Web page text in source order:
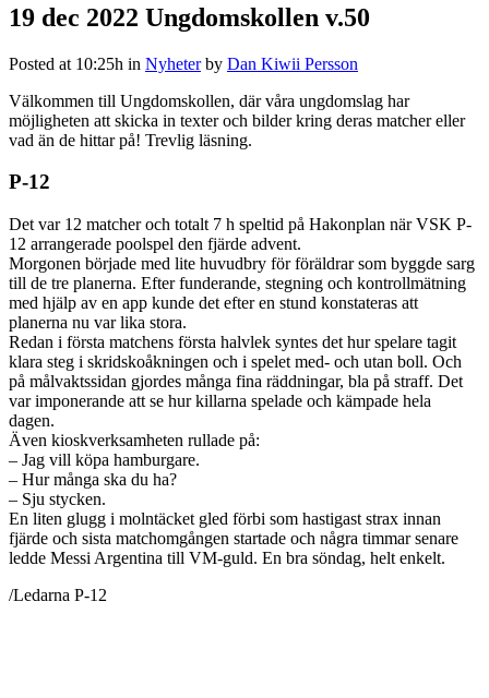
19 dec 2022 Ungdomskollen v.50
Posted at 10:25h in Nyheter by Dan Kiwii Persson
Välkommen till Ungdomskollen, där våra ungdomslag har
möjligheten att skicka in texter och bilder kring deras matcher eller
vad än de hittar på! Trevlig läsning.
P-12
Det var 12 matcher och totalt 7 h speltid på Hakonplan när VSK P-
12 arrangerade poolspel den fjärde advent.
Morgonen började med lite huvudbry för föräldrar som byggde sarg
till de tre planerna. Efter funderande, stegning och kontrollmätning
med hjälp av en app kunde det efter en stund konstateras att
planerna nu var lika stora.
Redan i första matchens första halvlek syntes det hur spelare tagit
klara steg i skridskoåkningen och i spelet med- och utan boll. Och
på målvaktssidan gjordes många fina räddningar, bla på straff. Det
var imponerande att se hur killarna spelade och kämpade hela
dagen.
Även kioskverksamheten rullade på:
– Jag vill köpa hamburgare.
– Hur många ska du ha?
– Sju stycken.
En liten glugg i molntäcket gled förbi som hastigast strax innan
fjärde och sista matchomgången startade och några timmar senare
ledde Messi Argentina till VM-guld. En bra söndag, helt enkelt.
/Ledarna P-12